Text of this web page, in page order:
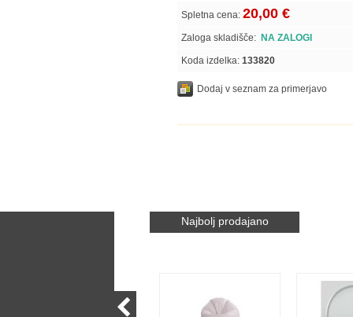
Spletna cena: 20,00 €
Zaloga skladišče: NA ZALOGI
Koda izdelka: 133820
Dodaj v seznam za primerjavo
Najbolj prodajano